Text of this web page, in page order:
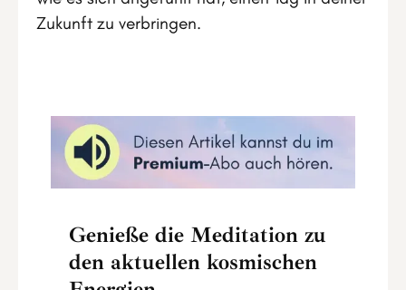
Zukunft zu verbringen.
Genieße die Meditation zu
den aktuellen kosmischen